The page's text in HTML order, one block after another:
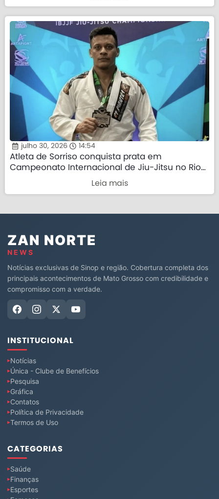
julho 30, 2026 14:54
Atleta de Sorriso conquista prata em
Campeonato Internacional de Jiu-Jitsu no Rio
Leia mais
ZAN NORTE
NEWS
Notícias exclusivas de Sinop e região. Cobertura completa dos
principais acontecimentos de Mato Grosso com credibilidade e
compromisso com a verdade.
INSTITUCIONAL
Notícias
Única - Clube de Benefícios
Pesquisa
Gráfica
Contatos
Política de Privacidade
Termos de Uso
CATEGORIAS
Saúde
Finanças
Esportes